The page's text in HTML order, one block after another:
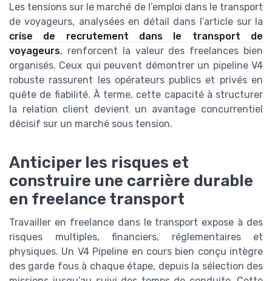
Les tensions sur le marché de l’emploi dans le transport
de voyageurs, analysées en détail dans l’article sur la
crise de recrutement dans le transport de
voyageurs, renforcent la valeur des freelances bien
organisés. Ceux qui peuvent démontrer un pipeline V4
robuste rassurent les opérateurs publics et privés en
quête de fiabilité. À terme, cette capacité à structurer
la relation client devient un avantage concurrentiel
décisif sur un marché sous tension.
Anticiper les risques et
construire une carrière durable
en freelance transport
Travailler en freelance dans le transport expose à des
risques multiples, financiers, réglementaires et
physiques. Un V4 Pipeline en cours bien conçu intègre
des garde fous à chaque étape, depuis la sélection des